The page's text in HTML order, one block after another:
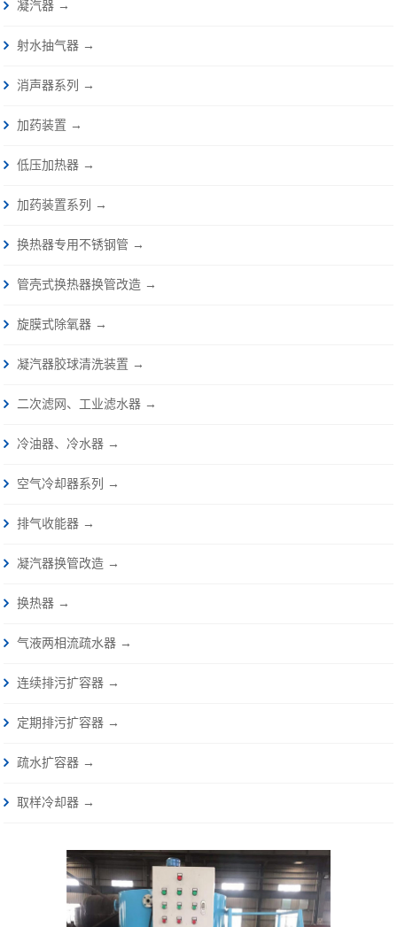
凝汽器 →
射水抽气器 →
消声器系列 →
加药装置 →
低压加热器 →
加药装置系列 →
换热器专用不锈钢管 →
管壳式换热器换管改造 →
旋膜式除氧器 →
凝汽器胶球清洗装置 →
二次滤网、工业滤水器 →
冷油器、冷水器 →
空气冷却器系列 →
排气收能器 →
凝汽器换管改造 →
换热器 →
气液两相流疏水器 →
连续排污扩容器 →
定期排污扩容器 →
疏水扩容器 →
取样冷却器 →